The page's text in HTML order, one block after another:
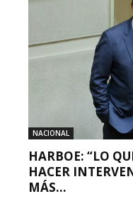
NACIONAL
HARBOE: “LO
HACER
MÁS...